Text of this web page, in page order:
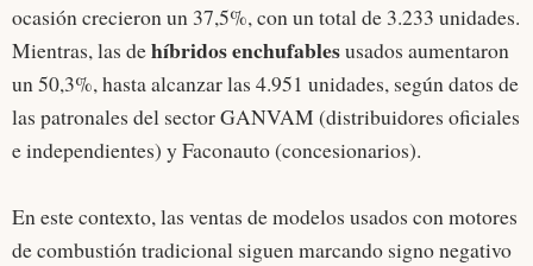
ocasión crecieron un 37,5%, con un total de 3.233 unidades.
Mientras, las dehíbridos enchufablesusados aumentaron
un 50,3%, hasta alcanzar las 4.951 unidades, según datos de
las patronales del sector GANVAM (distribuidores oficiales
e independientes) y Faconauto (concesionarios).
En este contexto, las ventas de modelos usados con motores
de combustión tradicional siguen marcando signo negativo